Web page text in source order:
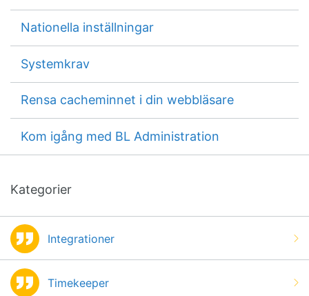
Nationella inställningar
Systemkrav
Rensa cacheminnet i din webbläsare
Kom igång med BL Administration
Kategorier
Integrationer
Timekeeper